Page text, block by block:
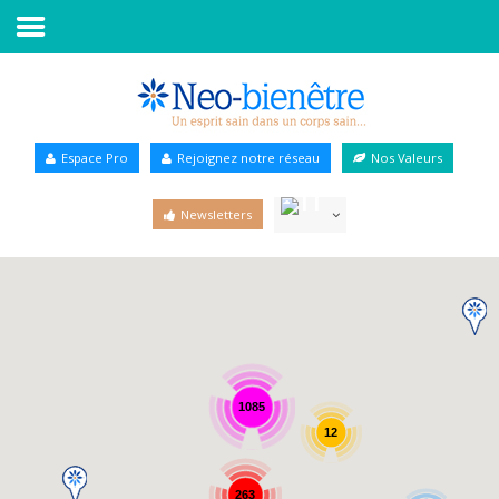
Annuaire Bien-être
Espace Pro Rejoignez notre réseau Nos Valeurs
Newsletters
1085
263
12